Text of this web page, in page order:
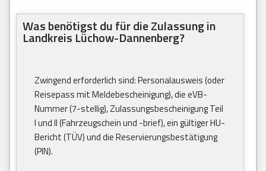
Was benötigst du für die Zulassung in
Landkreis Lüchow-Dannenberg?
Zwingend erforderlich sind: Personalausweis (oder
Reisepass mit Meldebescheinigung), die eVB-
Nummer (7-stellig), Zulassungsbescheinigung Teil
I und II (Fahrzeugschein und -brief), ein gültiger HU-
Bericht (TÜV) und die Reservierungsbestätigung
(PIN).